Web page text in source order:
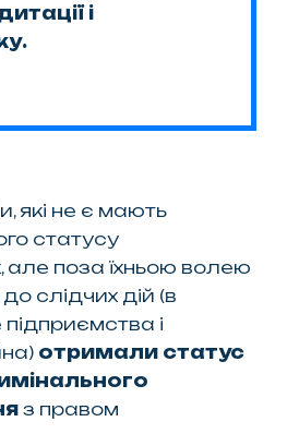
і
які не є мають
статусу
але поза їхньою волею
слідчих дій (в
і
отримали статус
з правом